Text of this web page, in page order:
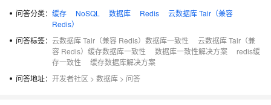
问答分类： 缓存 NoSQL 数据库 Redis
云数据库 Tair（兼容
Redis）
问答标签： 云数据库 Tair（兼容 Redis）数据库一致性
云数据库 Tair（兼
容 Redis）缓存数据库一致性
数据库一致性解决方案
redis缓
存一致性
缓存数据库解决方案
问答地址： 开发者社区 > 数据库 > 问答